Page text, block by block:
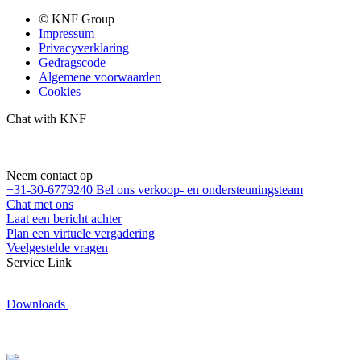
© KNF Group
Impressum
Privacyverklaring
Gedragscode
Algemene voorwaarden
Cookies
Chat with KNF
Neem contact op
+31-30-6779240 Bel ons verkoop- en ondersteuningsteam
Chat met ons
Laat een bericht achter
Plan een virtuele vergadering
Veelgestelde vragen
Service Link
Downloads